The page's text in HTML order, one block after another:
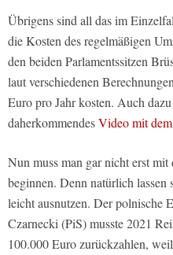
Übrigens sind all das im
die Kosten des regelmäßigen
den beiden Parlamentssitzen
laut verschiedenen
Euro pro Jahr kosten. Auch
daherkommendesVideo mit
Nun muss man gar nicht erst
beginnen. Denn natürlich
leicht ausnutzen. Der polnische
Czarnecki (PiS) musste 2021
100.000 Euro zurückzahlen,